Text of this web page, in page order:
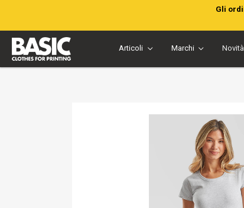
Gli
Articoli Marchi Novità